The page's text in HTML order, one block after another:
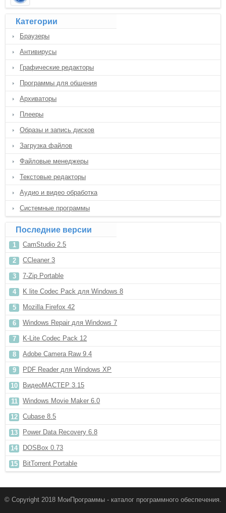
Категории
Браузеры
Антивирусы
Графические редакторы
Программы для общения
Архиваторы
Плееры
Образы и запись дисков
Загрузка файлов
Файловые менеджеры
Текстовые редакторы
Аудио и видео обработка
Системные программы
Последние версии
CamStudio 2.5
CCleaner 3
7-Zip Portable
K lite Codec Pack для Windows 8
Mozilla Firefox 42
Windows Repair для Windows 7
K-Lite Codec Pack 12
Adobe Camera Raw 9.4
PDF Reader для Windows XP
ВидеоМАСТЕР 3.15
Windows Movie Maker 6.0
Cubase 8.5
Power Data Recovery 6.8
DOSBox 0.73
BitTorrent Portable
© Copyright 2018 МоиПрограммы - каталог программного обеспечения.